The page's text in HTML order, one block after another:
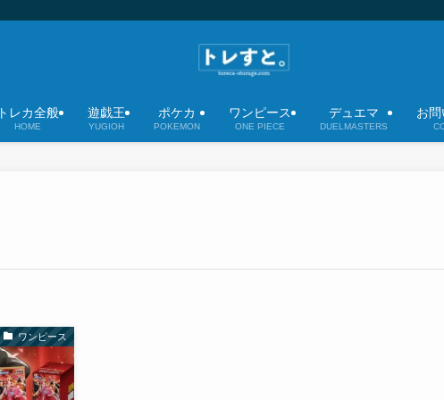
トレカ全般
HOME
遊戯王
YUGIOH
ポケカ
POKEMON
ワンピース
ONE PIECE
デュエマ
DUELMASTERS
お
ワンピース